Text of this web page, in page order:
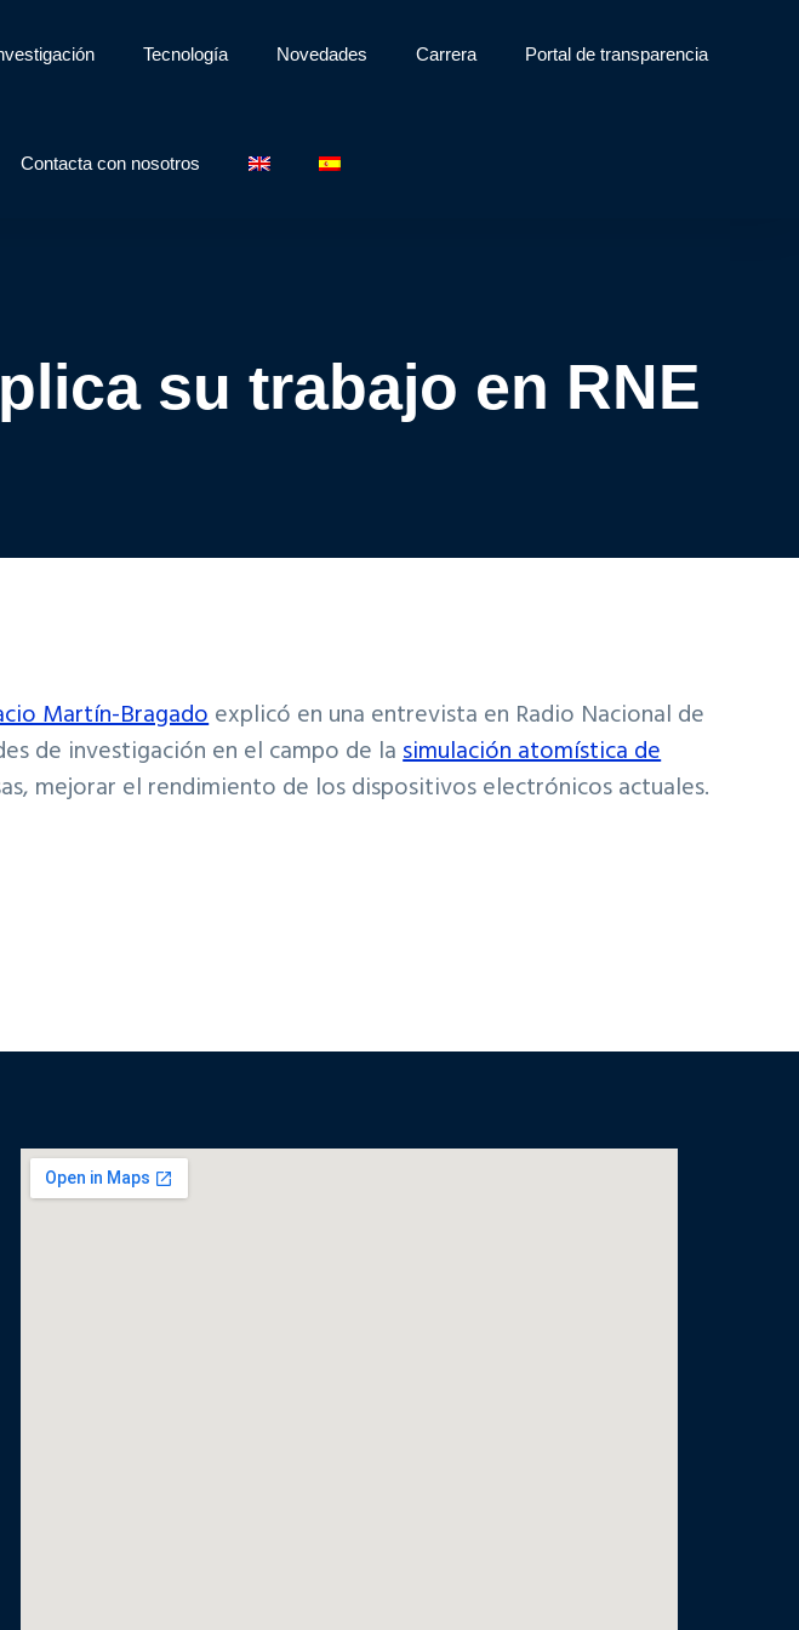
Tecnología Novedades Carrera Portal de transparencia
Contacta con nosotros
su trabajo en RNE
Martín-Bragadoexplicó en una entrevista en Radio Nacional de
de investigación en el campo de lasimulación atomística de
mejorar el rendimiento de los dispositivos electrónicos actuales.